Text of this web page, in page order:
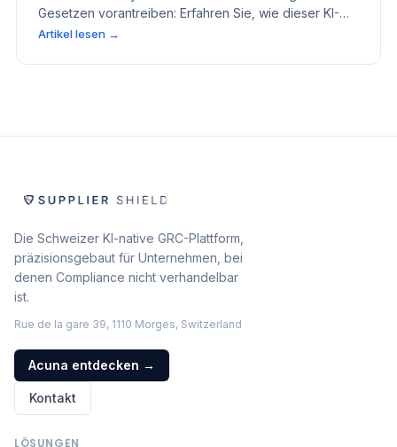
Gesetzen vorantreiben: Erfahren Sie, wie dieser KI-
Wandel Ihr Unternehmen Drittanbieterrisiken
Artikel lesen →
Die Schweizer KI-native GRC-Plattform,
präzisionsgebaut für Unternehmen, bei
denen Compliance nicht verhandelbar
ist.
Rue de la gare 39, 1110 Morges, Switzerland
Acuna entdecken →
Kontakt
LÖSUNGEN